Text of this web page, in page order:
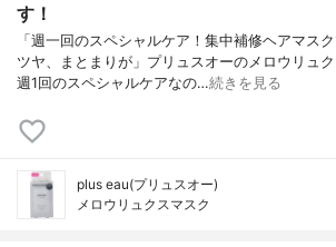
す！
「週一回のスペシャルケア！集中補修ヘアマス
ツヤ、まとまりが」プリュスオーのメロウリュ
週1回のスペシャルケアなの…続きを見る
plus eau(プリュスオー)
メロウリュクスマスク